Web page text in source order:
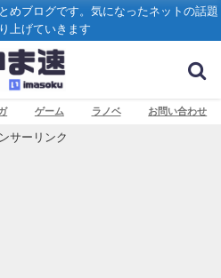
めブログです。気になったネットの話題
上げていきます
ゲーム ラノベ お問い合わせ
サーリンク